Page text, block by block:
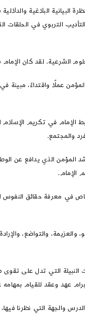
البلاغية
التربوي في
الشرعية. لقد كان
عملًا واقتداءً،
في تكريم الإسلام
والمجتمع.
المؤمن الذي يدافع عن
الإمام.
غاص في معرفة حقائق
والتواضع،
النبيلة التي تدل على
عهد وعقد للقيام
والجهة التي نظرنا